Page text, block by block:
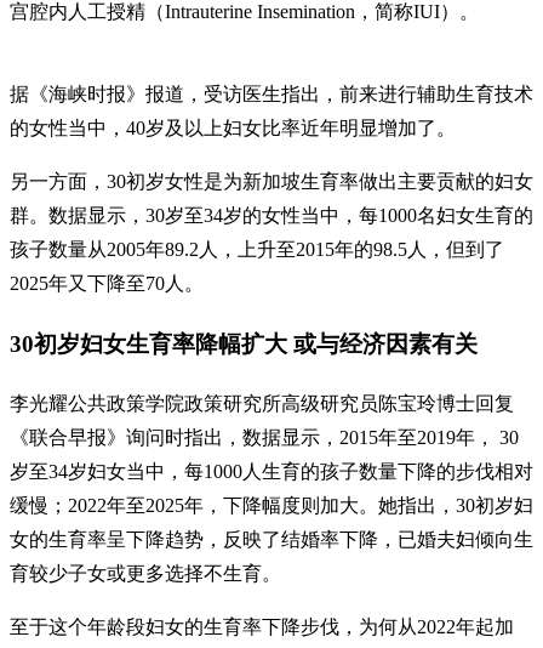
宫腔内人工授精（Intrauterine Insemination，简称IUI）。
据《海峡时报》报道，受访医生指出，前来进行辅助生育技术
的女性当中，40岁及以上妇女比率近年明显增加了。
另一方面，30初岁女性是为新加坡生育率做出主要贡献的妇女
群。数据显示，30岁至34岁的女性当中，每1000名妇女生育的
孩子数量从2005年89.2人，上升至2015年的98.5人，但到了
2025年又下降至70人。
30初岁妇女生育率降幅扩大 或与经济因素有关
李光耀公共政策学院政策研究所高级研究员陈宝玲博士回复
《联合早报》询问时指出，数据显示，2015年至2019年， 30
岁至34岁妇女当中，每1000人生育的孩子数量下降的步伐相对
缓慢；2022年至2025年，下降幅度则加大。她指出，30初岁妇
女的生育率呈下降趋势，反映了结婚率下降，已婚夫妇倾向生
育较少子女或更多选择不生育。
至于这个年龄段妇女的生育率下降步伐，为何从2022年起加